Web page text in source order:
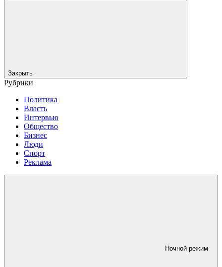
Закрыть
Рубрики
Политика
Власть
Интервью
Общество
Бизнес
Люди
Спорт
Реклама
Ночной режим